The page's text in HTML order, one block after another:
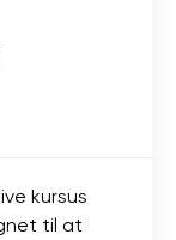
kursus
til at